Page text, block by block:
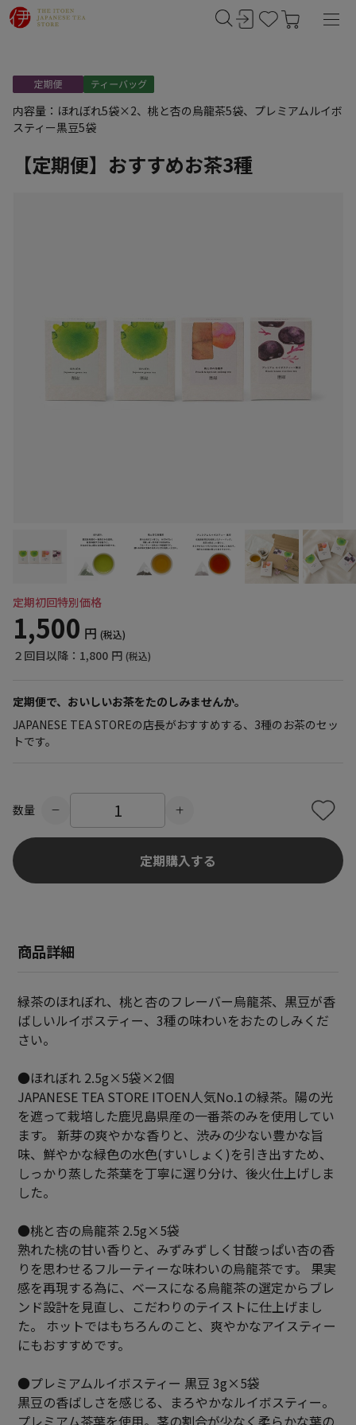
内容量：ほれぼれ5袋×2、桃と杏の烏龍茶5袋、プレミアムルイボ
スティー黒豆5袋
【定期便】おすすめお茶3種
定期便で、おいしいお茶をたのしみませんか。
JAPANESE TEA STOREの店長がおすすめする、3種のお茶のセッ
トです。
定期初回特別価格
1,500 円 (税込)
２回目以降： 1,800 円 (税込)
数量
定期購入する
商品詳細
緑茶のほれぼれ、桃と杏のフレーバー烏龍茶、黒豆が香
ばしいルイボスティー、3種の味わいをおたのしみくだ
さい。
●ほれぼれ 2.5g×5袋×2個
JAPANESE TEA STORE ITOEN人気No.1の緑茶。陽の光
を遮って栽培した鹿児島県産の一番茶のみを使用してい
ます。 新芽の爽やかな香りと、渋みの少ない豊かな旨
味、鮮やかな緑色の水色(すいしょく)を引き出すため、
しっかり蒸した茶葉を丁寧に選り分け、後火仕上げしま
した。
●桃と杏の烏龍茶 2.5g×5袋
熟れた桃の甘い香りと、みずみずしく甘酸っぱい杏の香
りを思わせるフルーティーな味わいの烏龍茶です。 果実
感を再現する為に、ベースになる烏龍茶の選定からブレ
ンド設計を見直し、こだわりのテイストに仕上げまし
た。 ホットではもちろんのこと、爽やかなアイスティー
にもおすすめです。
●プレミアムルイボスティー 黒豆 3g×5袋
黒豆の香ばしさを感じる、まろやかなルイボスティー。
プレミアム茶葉を使用。茎の割合が少なく柔らかな葉の